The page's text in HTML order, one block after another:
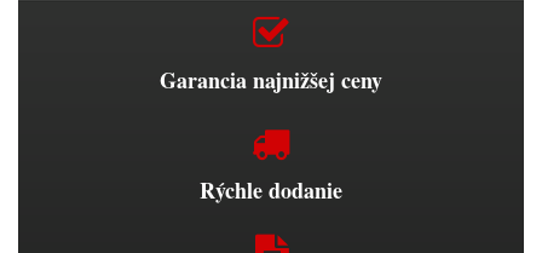
Garancia najnižšej ceny
Rýchle dodanie